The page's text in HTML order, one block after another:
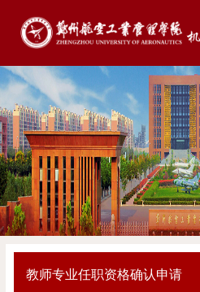
教师专业任职资格确认申请